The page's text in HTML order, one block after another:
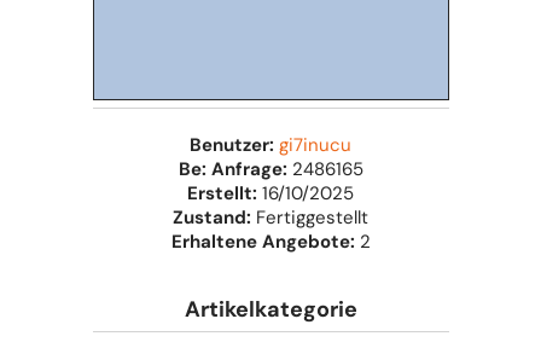
Benutzer: gi7inucu
Be: Anfrage: 2486165
Erstellt: 16/10/2025
Zustand: Fertiggestellt
Erhaltene Angebote: 2
Artikelkategorie